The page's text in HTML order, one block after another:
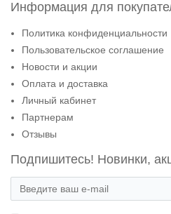
Информация для
Политика конфиденциальности
Пользовательское соглашение
Новости и акции
Оплата и доставка
Личный кабинет
Партнерам
Отзывы
Подпишитесь! Новинки,